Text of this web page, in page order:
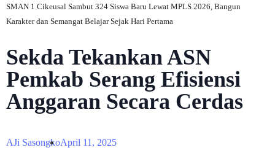
SMAN 1 Cikeusal Sambut 324 Siswa Baru Lewat MPLS 2026, Bangun
Karakter dan Semangat Belajar Sejak Hari Pertama
Sekda Tekankan ASN
Pemkab Serang Efisiensi
Anggaran Secara Cerdas
AJi SasongkoApril 11, 2025